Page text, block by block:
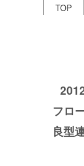
TOP
フロ
良型